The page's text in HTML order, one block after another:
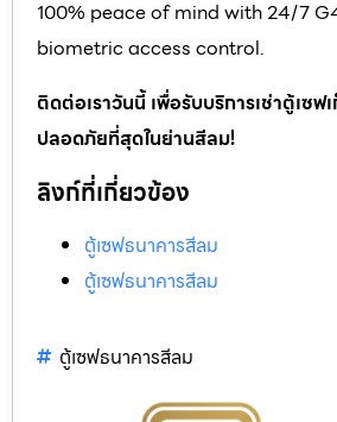
100% peace of mind with 24/7
biometric access control.
ติดต่อเราวันนี้ เพื่อรับบริการเช่าตู้เซ
ปลอดภัยที่สุดในย่านสีลม!
ลิงก์ที่เกี่ยวข้อง
ตู้เซฟธนาคารสีลม
ตู้เซฟธนาคารสีลม
ตู้เซฟธนาคารสีลม